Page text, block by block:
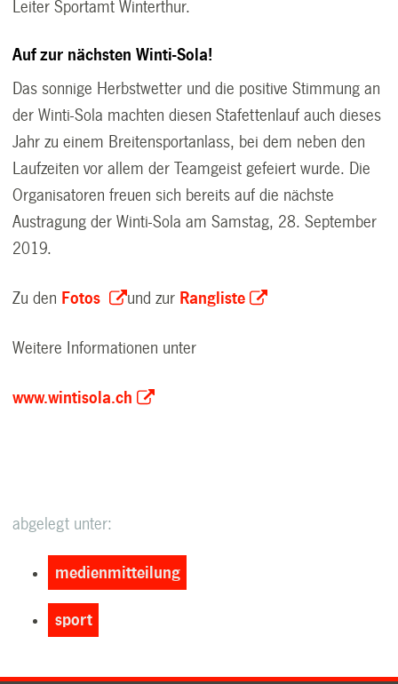
Leiter Sportamt Winterthur.
Auf zur nächsten Winti-Sola!
Das sonnige Herbstwetter und die positive Stimmung an
der Winti-Sola machten diesen Stafettenlauf auch dieses
Jahr zu einem Breitensportanlass, bei dem neben den
Laufzeiten vor allem der Teamgeist gefeiert wurde. Die
Organisatoren freuen sich bereits auf die nächste
Austragung der Winti-Sola am Samstag, 28. September
2019.
Zu den Fotos und zur Rangliste
Weitere Informationen unter
www.wintisola.ch
abgelegt unter:
medienmitteilung
sport